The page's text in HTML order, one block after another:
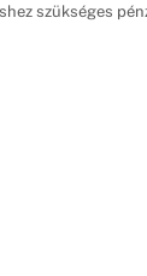
szükséges